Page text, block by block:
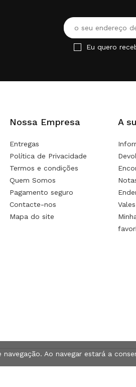
Eu quero
Nossa Empresa
Entregas
Política de Privacidade
Termos e condições
Quem Somos
Pagamento seguro
Contacte-nos
Mapa do site
A
Ao navegar estará a